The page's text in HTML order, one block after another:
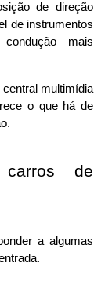
de direção
de instrumentos
mais
multimídia
o que há de
carros de
a algumas